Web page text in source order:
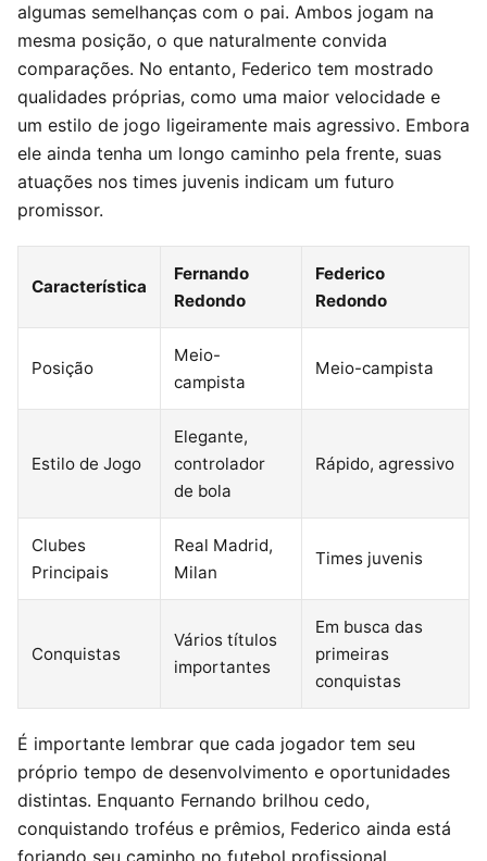
algumas semelhanças com o pai. Ambos jogam na
mesma posição, o que naturalmente convida
comparações. No entanto, Federico tem mostrado
qualidades próprias, como uma maior velocidade e
um estilo de jogo ligeiramente mais agressivo. Embora
ele ainda tenha um longo caminho pela frente, suas
atuações nos times juvenis indicam um futuro
promissor.
Característica
Fernando
Redondo
Federico
Redondo
Posição
Meio-
campista
Meio-campista
Estilo de Jogo
Elegante,
controlador
de bola
Rápido, agressivo
Clubes
Principais
Real Madrid,
Milan
Times juvenis
Conquistas
Vários títulos
importantes
Em busca das
primeiras
conquistas
É importante lembrar que cada jogador tem seu
próprio tempo de desenvolvimento e oportunidades
distintas. Enquanto Fernando brilhou cedo,
conquistando troféus e prêmios, Federico ainda está